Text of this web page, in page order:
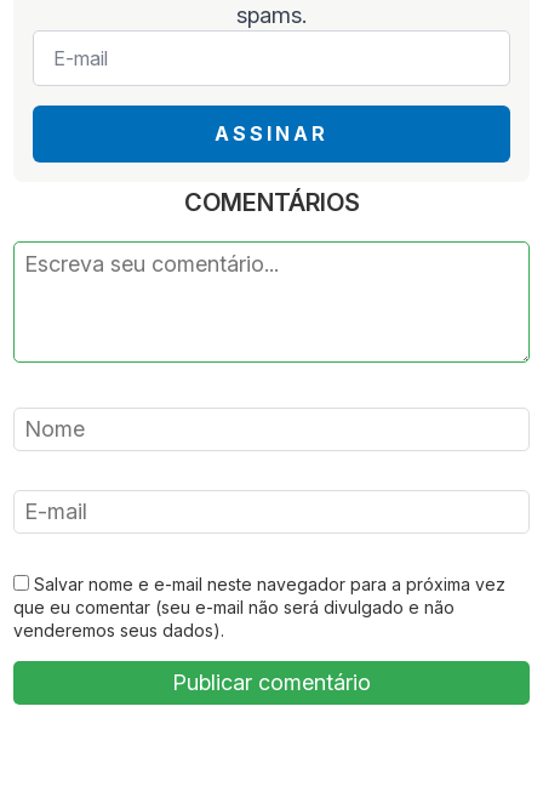
spams.
E-
mail
ASSINAR
COMENTÁRIOS
Salvar nome e e-mail neste navegador para a próxima vez
que eu comentar (seu e-mail não será divulgado e não
venderemos seus dados).